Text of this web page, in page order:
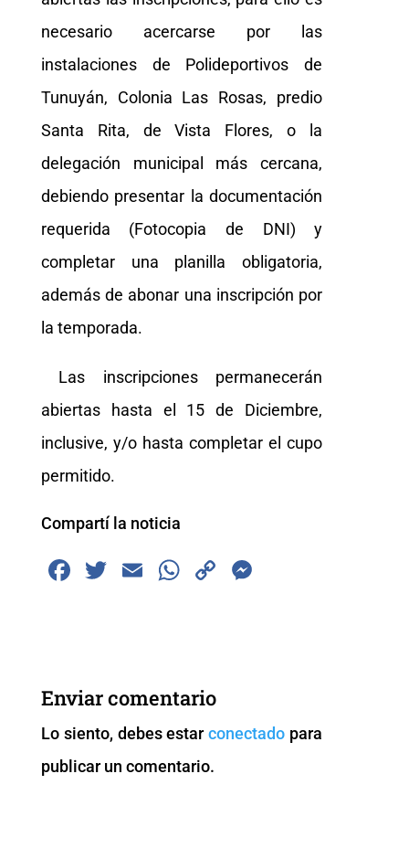
necesario acercarse por las
instalaciones de Polideportivos de
Tunuyán, Colonia Las Rosas, predio
Santa Rita, de Vista Flores, o la
delegación municipal más cercana,
debiendo presentar la documentación
requerida (Fotocopia de DNI) y
completar una planilla obligatoria,
además de abonar una inscripción por
la temporada.
Las inscripciones permanecerán
abiertas hasta el 15 de Diciembre,
inclusive, y/o hasta completar el cupo
permitido.
Compartí la noticia
F
b
o
o
k
T
E
W
A
p
p
C
k
er
Enviar comentario
Lo siento, debes estarconectado para
publicar un comentario.